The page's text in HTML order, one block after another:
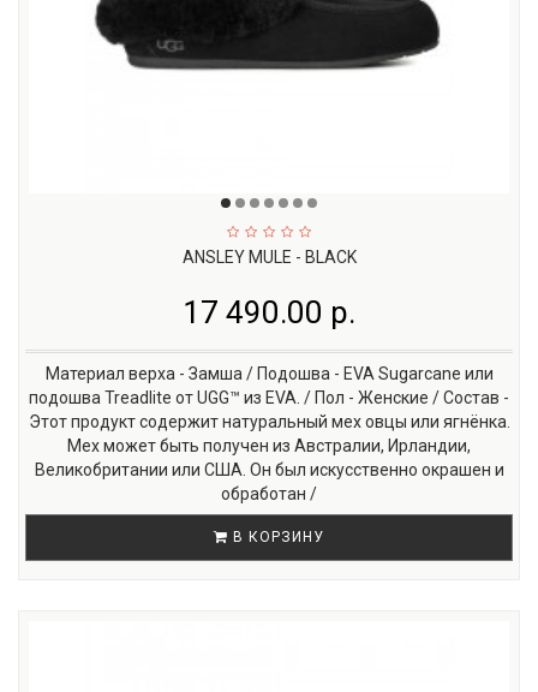
ANSLEY MULE - BLACK
17 490.00 р.
Материал верха - Замша / Подошва - EVA Sugarcane или
подошва Treadlite от UGG™ из EVA. / Пол - Женские / Состав -
Этот продукт содержит натуральный мех овцы или ягнёнка.
Мех может быть получен из Австралии, Ирландии,
Великобритании или США. Он был искусственно окрашен и
обработан /
В КОРЗИНУ